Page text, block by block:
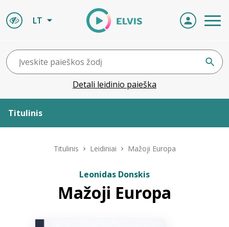
LT
Detali leidinio paieška
Titulinis
ELVIS atvyksta
Titulinis Leidiniai Mažoji Europa
Leonidas Donskis
Mažoji Europa